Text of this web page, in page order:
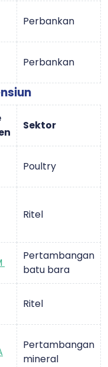
Perbankan
Perbankan
Sektor
Poultry
Ritel
Pertambangan
batu bara
Ritel
Pertambangan
mineral